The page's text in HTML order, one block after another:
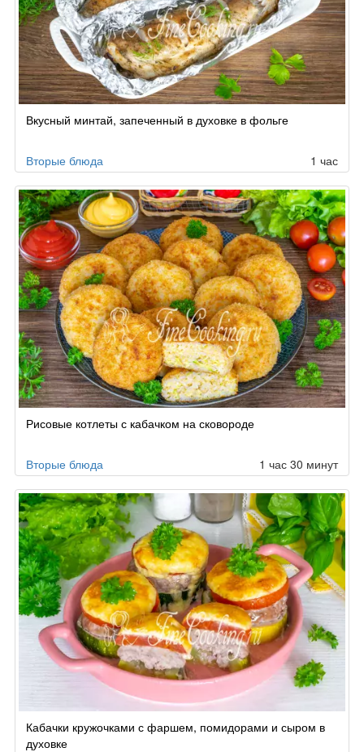
Вкусный минтай, запеченный в духовке в фольге
Вторые блюда 1 час
Рисовые котлеты с кабачком на сковороде
Вторые блюда 1 час 30 минут
Кабачки кружочками с фаршем, помидорами и сыром в
духовке